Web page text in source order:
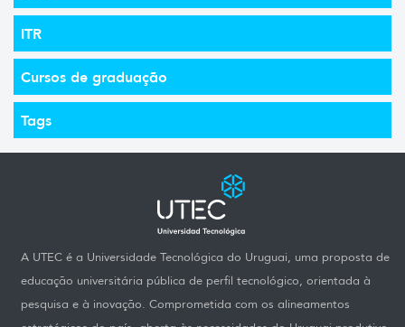
ITR
Cursos de graduação
Tags
A UTEC é a Universidade Tecnológica do Uruguai, uma proposta de
educação universitária pública de perfil tecnológico, orientada à
pesquisa e à inovação. Comprometida com os alineamentos